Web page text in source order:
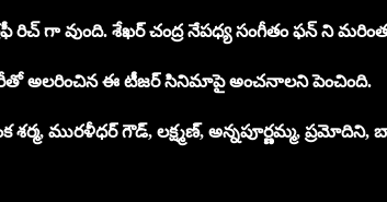
రిచ్ గా వుంది. శేఖర్ చంద్ర నేపధ్య సంగీతం ఫన్ ని
అలరించిన ఈ టీజర్ సినిమాపై అంచనాలని పెంచింది.
శర్మ, మురళీధర్ గౌడ్, లక్ష్మణ్, అన్నపూర్ణమ్మ,